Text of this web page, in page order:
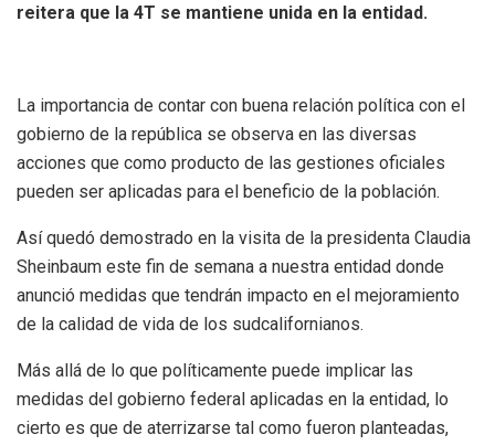
reitera que la 4T se mantiene unida en la entidad.
La importancia de contar con buena relación política con el
gobierno de la república se observa en las diversas
acciones que como producto de las gestiones oficiales
pueden ser aplicadas para el beneficio de la población.
Así quedó demostrado en la visita de la presidenta Claudia
Sheinbaum este fin de semana a nuestra entidad donde
anunció medidas que tendrán impacto en el mejoramiento
de la calidad de vida de los sudcalifornianos.
Más allá de lo que políticamente puede implicar las
medidas del gobierno federal aplicadas en la entidad, lo
cierto es que de aterrizarse tal como fueron planteadas,